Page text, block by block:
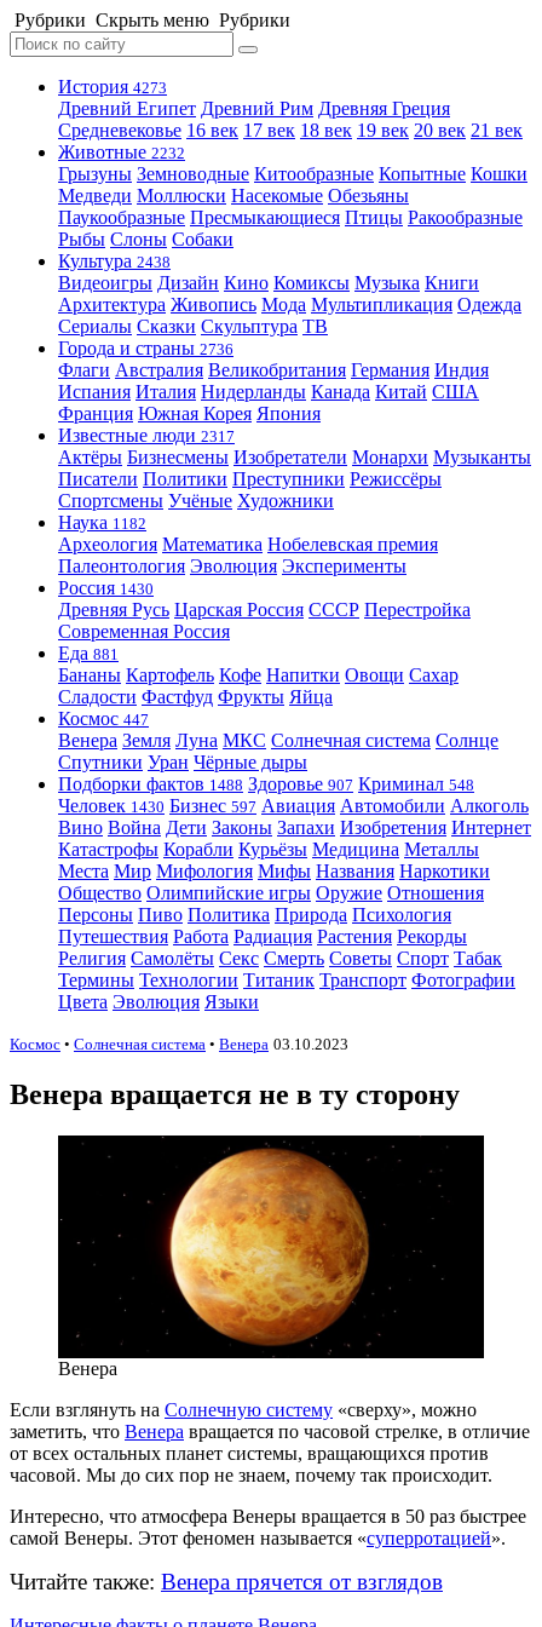
Рубрики Скрыть меню Рубрики
История 4273
Древний Египет Древний Рим Древняя Греция
Средневековье 16 век 17 век 18 век 19 век 20 век 21 век
Животные 2232
Грызуны Земноводные Китообразные Копытные Кошки
Медведи Моллюски Насекомые Обезьяны
Паукообразные Пресмыкающиеся Птицы Ракообразные
Рыбы Слоны Собаки
Культура 2438
Видеоигры Дизайн Кино Комиксы Музыка Книги
Архитектура Живопись Мода Мультипликация Одежда
Сериалы Сказки Скульптура ТВ
Города и страны 2736
Флаги Австралия Великобритания Германия Индия
Испания Италия Нидерланды Канада Китай США
Франция Южная Корея Япония
Известные люди 2317
Актёры Бизнесмены Изобретатели Монархи Музыканты
Писатели Политики Преступники Режиссёры
Спортсмены Учёные Художники
Наука 1182
Археология Математика Нобелевская премия
Палеонтология Эволюция Эксперименты
Россия 1430
Древняя Русь Царская Россия СССР Перестройка
Современная Россия
Еда 881
Бананы Картофель Кофе Напитки Овощи Сахар
Сладости Фастфуд Фрукты Яйца
Космос 447
Венера Земля Луна МКС Солнечная система Солнце
Спутники Уран Чёрные дыры
Подборки фактов 1488 Здоровье 907 Криминал 548
Человек 1430 Бизнес 597 Авиация Автомобили Алкоголь
Вино Война Дети Законы Запахи Изобретения Интернет
Катастрофы Корабли Курьёзы Медицина Металлы
Места Мир Мифология Мифы Названия Наркотики
Общество Олимпийские игры Оружие Отношения
Персоны Пиво Политика Природа Психология
Путешествия Работа Радиация Растения Рекорды
Религия Самолёты Секс Смерть Советы Спорт Табак
Термины Технологии Титаник Транспорт Фотографии
Цвета Эволюция Языки
Космос • Солнечная система • Венера 03.10.2023
Венера вращается не в ту сторону
Венера
Если взглянуть на Солнечную систему «сверху», можно
заметить, что Венера вращается по часовой стрелке, в отличие
от всех остальных планет системы, вращающихся против
часовой. Мы до сих пор не знаем, почему так происходит.
Интересно, что атмосфера Венеры вращается в 50 раз быстрее
самой Венеры. Этот феномен называется «суперротацией».
Читайте также: Венера прячется от взглядов